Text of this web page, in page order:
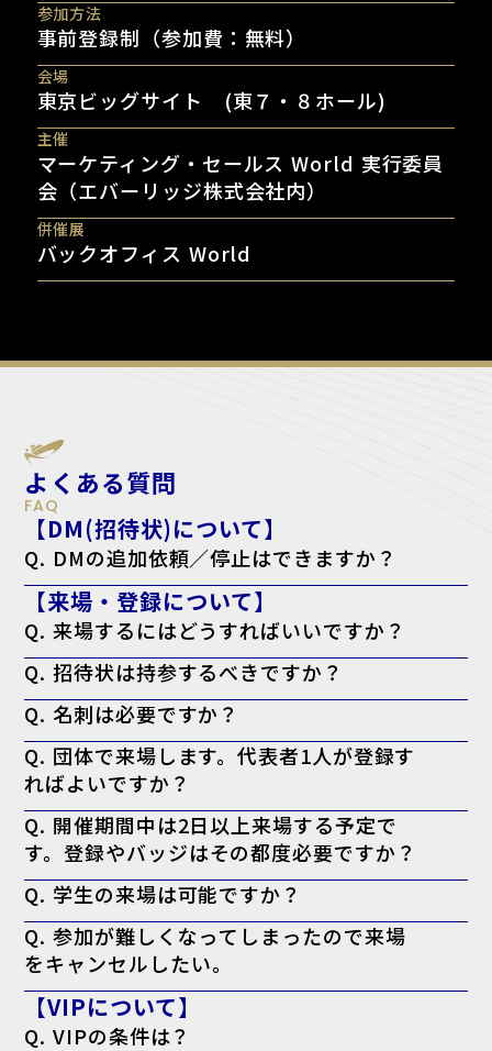
参加方法
事前登録制（参加費：無料）
会場
東京ビッグサイト (東７・８ホール)
主催
マーケティング・セールス World 実行委員
会（エバーリッジ株式会社内）
併催展
バックオフィス World
よくある質問
FAQ
【DM(招待状)について】
Q. DMの追加依頼／停止はできますか？
追加依頼の方はこちら
停止の方こちら
【来場・登録について】
Q. 来場するにはどうすればいいですか？
ッジ（入場証）」を印刷してお持ちください。当日会場でも印刷可能で
すが、混雑回避のため事前の印刷を推奨しております。なお、名刺の提
出は不要です。
Q. 招待状は持参するべきですか？
※特にVIP招待状がお手元に届いてる方で、印刷したバッジに「VIP」
と表示されない場合、バッジに加えてお手元の「VIP招待状」を当日会
場受付までお持ちください。
Q. 名刺は必要ですか？
場可能です。
Q. 団体で来場します。代表者1人が登録す
ればよいですか？
いたします。
Q. 開催期間中は2日以上来場する予定で
す。登録やバッジはその都度必要ですか？
て何度でもご入場いただけます。
Q. 学生の来場は可能ですか？
中の方や、業界への就職をご検討中の学生の方はご来場いただけます。
Q. 参加が難しくなってしまったので来場
をキャンセルしたい。
て結構です。
【VIPについて】
Q. VIPの条件は？